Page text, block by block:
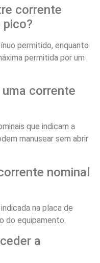
corrente
pico?
permitido, enquanto
permitida por um
corrente
que indicam a
manusear sem abrir
nominal
na placa de
do equipamento.
a